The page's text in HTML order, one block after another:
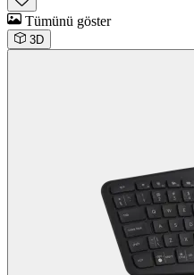
Tümünü göster
3D